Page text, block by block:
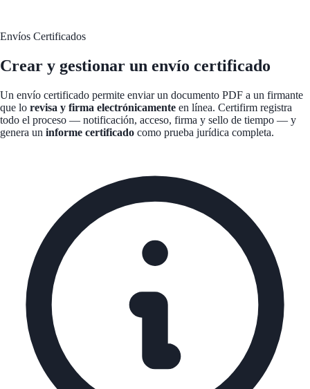
Envíos Certificados
Crear y gestionar un envío certificado
Un envío certificado permite enviar un documento PDF a un firmante
que lo revisa y firma electrónicamente en línea. Certifirm registra
todo el proceso — notificación, acceso, firma y sello de tiempo — y
genera un informe certificado como prueba jurídica completa.